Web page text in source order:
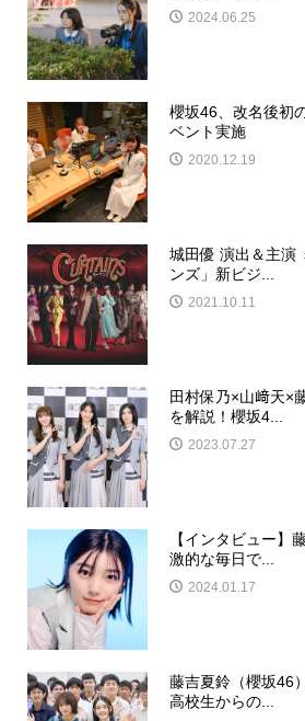
2024.06.25
櫻坂46、改名後初
ベント実施
2020.12.19
城田優 演出＆主演
ンズ」新ビジ...
2021.10.11
田村保乃×山﨑天×
を解説！櫻坂4...
2023.07.27
【インタビュー】
激的な毎日で...
2024.01.17
藤吉夏鈴（櫻坂46
高校生からの...